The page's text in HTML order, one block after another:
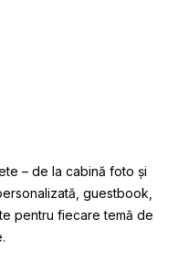
– de la cabină foto și
guestbook,
pentru fiecare temă de